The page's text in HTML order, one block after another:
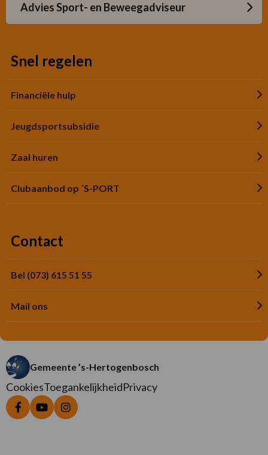
Advies Sport- en Beweegadviseur
Snel regelen
Financiële hulp
Jeugdsportsubsidie
Zaal huren
Clubaanbod op ´S-PORT
Contact
Bel (073) 615 51 55
Mail ons
Gemeente ’s-Hertogenbosch
CookiesToegankelijkheidPrivacy
Ga
Ga
Ga